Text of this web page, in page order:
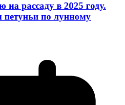
на рассаду в 2025 году.
петуньи по лунному